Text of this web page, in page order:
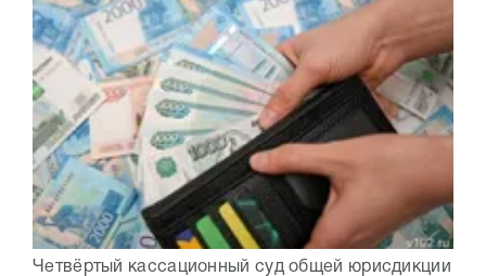
Четвёртый кассационный суд общей юрисдикции